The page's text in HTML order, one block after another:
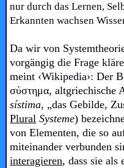
nur durch das Lernen,
Erkannten wachsen
Da wir von
vorgängig die Frage
meint ‹Wikipedia›:Der
σύστημα, altgriechische
sístima, „das Gebilde,
Plural Systeme)
von Elementen, die so
miteinander verbunden
interagieren, dass sie als